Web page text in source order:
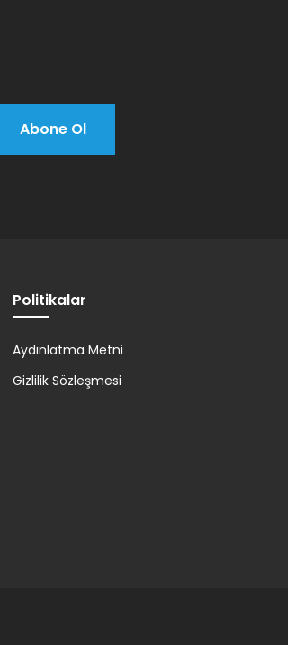
Abone Ol
Politikalar
Aydınlatma Metni
Gizlilik Sözleşmesi